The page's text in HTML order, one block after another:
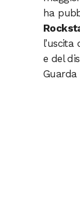
ha
l’uscita
e del
Guarda